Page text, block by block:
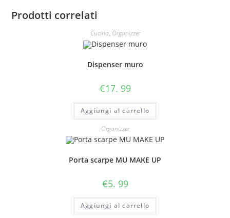
Prodotti correlati
Cucina, Organizzer
Dispenser muro
€17. 99
Aggiungi al carrello
Organizzer
Porta scarpe MU MAKE UP
€5. 99
Aggiungi al carrello